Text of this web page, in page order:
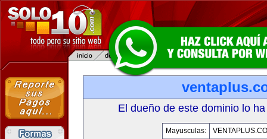
El dueño de este dominio lo
Mayusculas: